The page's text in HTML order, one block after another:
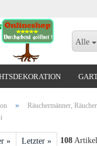
Alle
» Räuchermänner,
» Letzter » 108